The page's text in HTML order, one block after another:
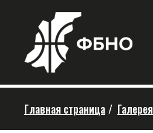
Главная страница / Галерея